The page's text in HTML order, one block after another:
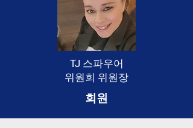
TJ 스파우어
위원회 위원장
회원